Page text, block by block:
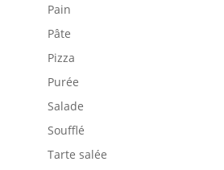
Pain
Pâte
Pizza
Purée
Salade
Soufflé
Tarte salée